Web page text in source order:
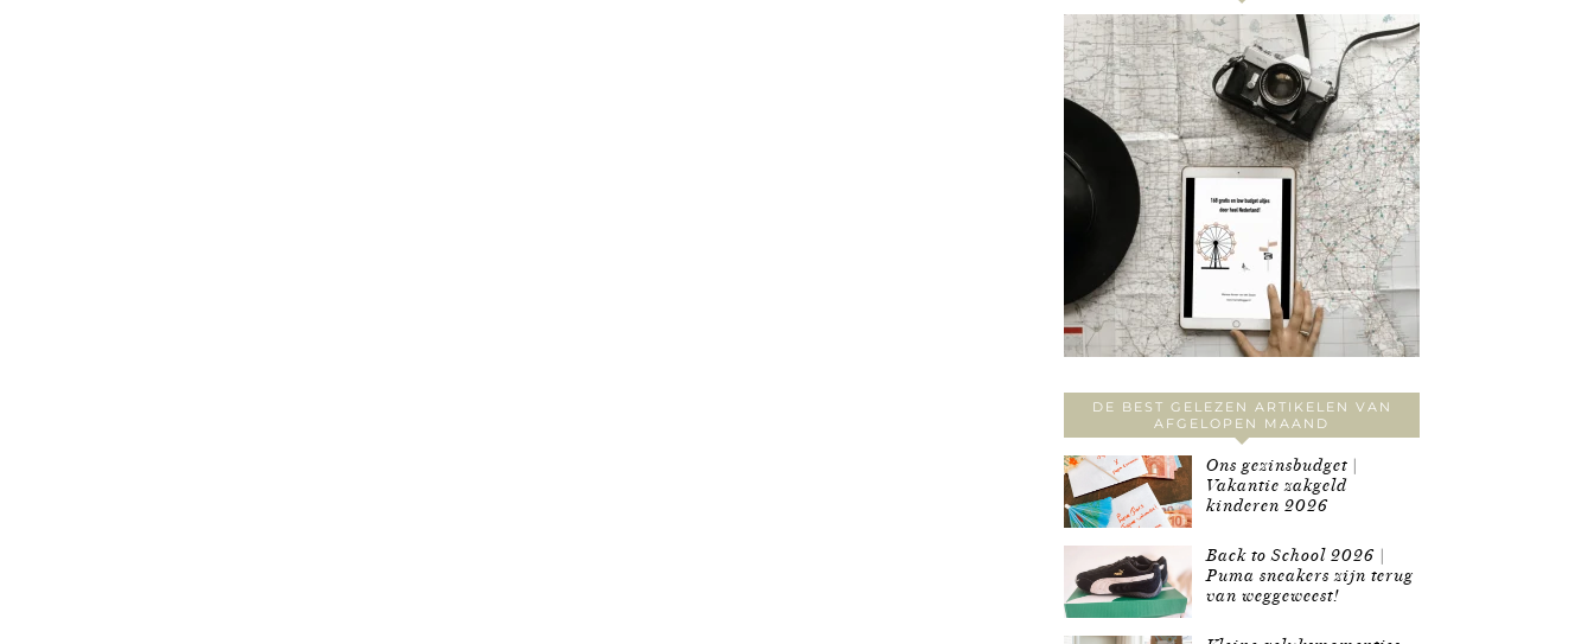
DE BEST GELEZEN ARTIKELEN VAN
AFGELOPEN MAAND
Ons gezinsbudget |
Vakantie zakgeld
kinderen 2026
Back to School 2026 |
Puma sneakers zijn terug
van weggeweest!